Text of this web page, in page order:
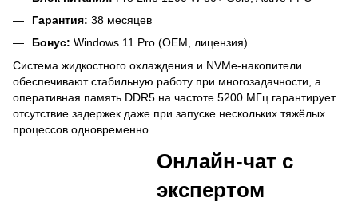
Гарантия: 38 месяцев
Бонус: Windows 11 Pro (OEM, лицензия)
Система жидкостного охлаждения и NVMe-накопители
обеспечивают стабильную работу при многозадачности, а
оперативная память DDR5 на частоте 5200 МГц гарантирует
отсутствие задержек даже при запуске нескольких тяжёлых
процессов одновременно.
Онлайн-чат с
экспертом